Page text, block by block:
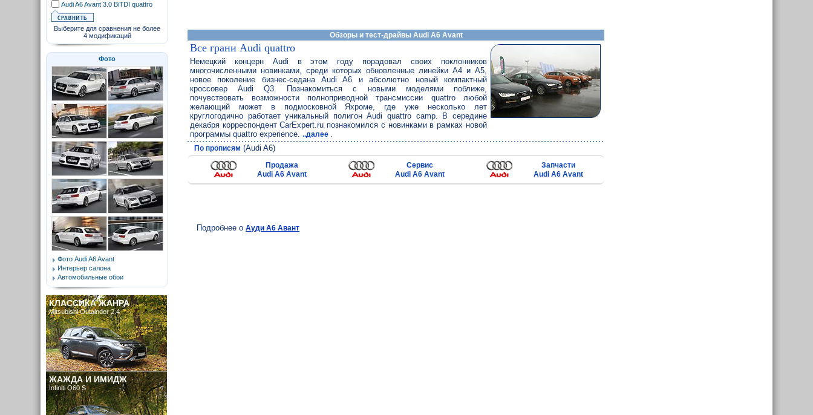
Обзоры и тест-драйвы Audi A6 Avant
Все грани Audi quattro
Немецкий концерн Audi в этом году порадовал своих поклонников
многочисленными новинками, среди которых обновленные линейки A4 и A5,
новое поколение бизнес-седана Audi A6 и абсолютно новый компактный
кроссовер Audi Q3. Познакомиться с новыми моделями поближе,
почувствовать возможности полноприводной трансмиссии quattro любой
желающий может в подмосковной Яхроме, где уже несколько лет
круглогодично работает уникальный полигон Audi quattro camp. В середине
декабря корреспондент CarExpert.ru познакомился с новинками в рамках новой
программы quattro experience. ..далее .
По прописям (Audi A6)
Продажа
Audi A6 Avant
Сервис
Audi A6 Avant
Запчасти
Audi A6 Avant
Подробнее оАуди А6 Авант
Audi A6 Avant 3.0 BiTDI quattro
Выберите для сравнения не более
4 модификаций
Фото
Фото Audi A6 Avant
Интерьер салона
Автомобильные обои
КЛАССИКА ЖАНРА
Mitsubishi Outalnder 2.4
ЖАЖДА И ИМИДЖ
Infiniti Q60 S